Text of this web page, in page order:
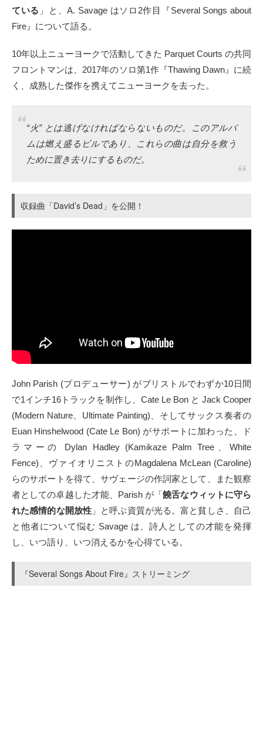
Facebook
Tumblr
to indienative
ている 」と、A. Savage はソロ2作目『Several Songs about
Fire』について語る。
10年以上ニューヨークで活動してきた Parquet Courts の共同
フロントマンは、2017年のソロ第1作『Thawing Dawn』に続
く、成熟した傑作を携えてニューヨークを去った。
“火” とは逃げなければならないものだ。このアルバ
ムは燃え盛るビルであり、これらの曲は自分を救う
ために置き去りにするものだ。
収録曲「David’s Dead」を公開！
John Parish (プロデューサー) がブリストルでわずか10日間
で1インチ16トラックを制作し、Cate Le Bon と Jack Cooper
(Modern Nature、Ultimate Painting)、そしてサックス奏者の
Euan Hinshelwood (Cate Le Bon) がサポートに加わった、ド
ラマーの Dylan Hadley (Kamikaze Palm Tree、White
Fence)、ヴァイオリニストのMagdalena McLean (Caroline)
らのサポートを得て、サヴェージの作詞家として、また観察
者としての卓越した才能、Parish が「饒舌なウィットに守ら
れた感情的な開放性 」と呼ぶ資質が光る。富と貧しさ、自己
と他者について悩む Savage は、詩人としての才能を発揮
し、いつ語り、いつ消えるかを心得ている。
『Several Songs About Fire』ストリーミング